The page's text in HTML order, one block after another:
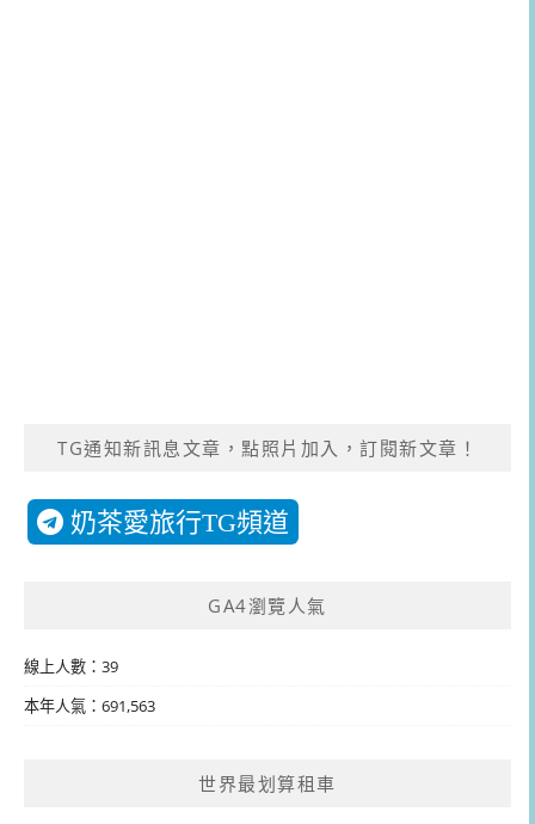
TG通知新訊息文章，點照片加入，訂閱新文章！
奶茶愛旅行TG頻道
GA4瀏覽人氣
線上人數：39
本年人氣：691,563
世界最划算租車